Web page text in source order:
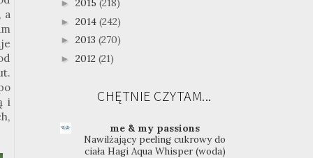
a
i
► 2015 (218)
► 2014 (242)
► 2013 (270)
► 2012 (21)
CHĘTNIE CZYTAM...
me & my passions
Nawilżający peeling cukrowy do
ciała Hagi Aqua Whisper (woda)